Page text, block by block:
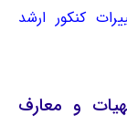
کنکور ارشد
و معارف